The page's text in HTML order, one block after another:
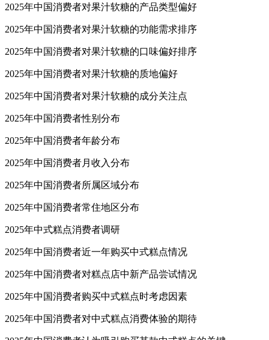
2025年中国消费者对果汁软糖的产品类型偏好
2025年中国消费者对果汁软糖的功能需求排序
2025年中国消费者对果汁软糖的口味偏好排序
2025年中国消费者对果汁软糖的质地偏好
2025年中国消费者对果汁软糖的成分关注点
2025年中国消费者性别分布
2025年中国消费者年龄分布
2025年中国消费者月收入分布
2025年中国消费者所属区域分布
2025年中国消费者常住地区分布
2025年中式糕点消费者调研
2025年中国消费者近一年购买中式糕点情况
2025年中国消费者对糕点店中新产品尝试情况
2025年中国消费者购买中式糕点时考虑因素
2025年中国消费者对中式糕点消费体验的期待